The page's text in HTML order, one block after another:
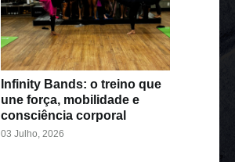
Infinity Bands: o treino que
une força, mobilidade e
consciência corporal
03 Julho, 2026